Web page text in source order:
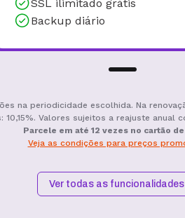
SSL ilimitado grátis
Backup diário
na periodicidade escolhida. Na
10,15%. Valores sujeitos a reajuste anual
Parcele em até 12 vezes no cartão
Veja as condições para preços
Ver todas as funcionalidades